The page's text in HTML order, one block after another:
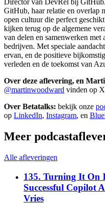
Director van DevRel bij
GitHub, haar relatie en overlap
open cultuur die perfect
kijken terug op de algemene
van delen en samenwerken
bedrijven. Met speciale
ervan, en de positieve
verleden en de toekomst van
Over deze aflevering, en
@martinwoodward vinden op
Over Betatalks: bekijk onze
op LinkedIn, Instagram, en
Meer
Alle afleveringen
135. Turning It On
Successful Copilot
Vries